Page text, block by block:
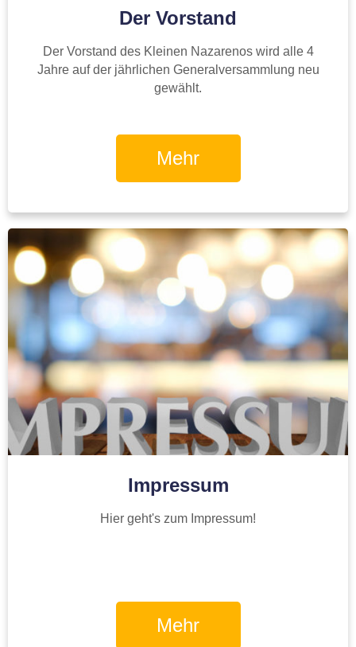
Der Vorstand
Der Vorstand des Kleinen Nazarenos wird alle 4
Jahre auf der jährlichen Generalversammlung neu
gewählt.
Mehr
Impressum
Hier geht's zum Impressum!
Mehr